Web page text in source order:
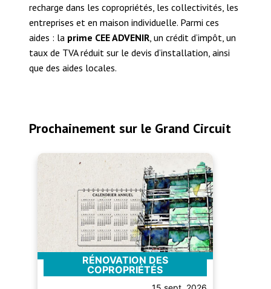
recharge dans les copropriétés, les collectivités, les
entreprises et en maison individuelle. Parmi ces
aides : la prime CEE ADVENIR , un crédit d’impôt, un
taux de TVA réduit sur le devis d’installation, ainsi
que des aides locales.
Prochainement sur le Grand Circuit
RÉNOVATION DES
COPROPRIÉTÉS